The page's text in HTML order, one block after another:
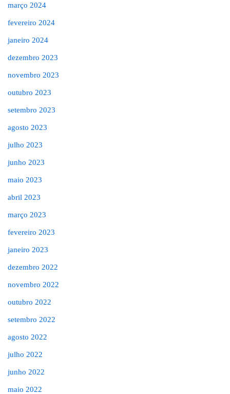
março 2024
fevereiro 2024
janeiro 2024
dezembro 2023
novembro 2023
outubro 2023
setembro 2023
agosto 2023
julho 2023
junho 2023
maio 2023
abril 2023
março 2023
fevereiro 2023
janeiro 2023
dezembro 2022
novembro 2022
outubro 2022
setembro 2022
agosto 2022
julho 2022
junho 2022
maio 2022